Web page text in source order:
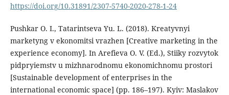
https://doi.org/10.31891/2307-5740-2020-278-1-24
Pushkar O. I., Tatarintseva Yu. L. (2018). Kreatyvnyi
marketyng v ekonomitsi vrazhen [Creative marketing in the
experience economy]. In Arefieva O. V. (Ed.), Stiiky rozvytok
pidpryiemstv u mizhnarodnomu ekonomichnomu prostori
[Sustainable development of enterprises in the
international economic space] (pp. 186–197). Kyiv: Maslakov